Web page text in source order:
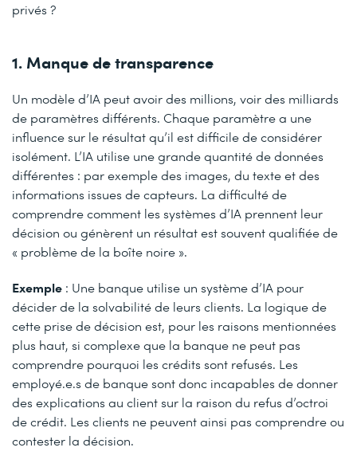
privés ?
1. Manque de transparence
Un modèle d’IA peut avoir des millions, voir des milliards
de paramètres différents. Chaque paramètre a une
influence sur le résultat qu’il est difficile de considérer
isolément. L’IA utilise une grande quantité de données
différentes : par exemple des images, du texte et des
informations issues de capteurs. La difficulté de
comprendre comment les systèmes d’IA prennent leur
décision ou génèrent un résultat est souvent qualifiée de
« problème de la boîte noire ».
Exemple : Une banque utilise un système d’IA pour
décider de la solvabilité de leurs clients. La logique de
cette prise de décision est, pour les raisons mentionnées
plus haut, si complexe que la banque ne peut pas
comprendre pourquoi les crédits sont refusés. Les
employé.e.s de banque sont donc incapables de donner
des explications au client sur la raison du refus d’octroi
de crédit. Les clients ne peuvent ainsi pas comprendre ou
contester la décision.